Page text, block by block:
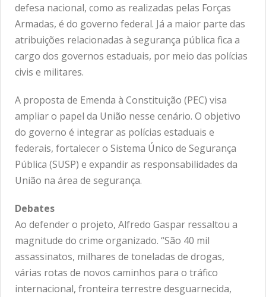
defesa nacional, como as realizadas pelas Forças
Armadas, é do governo federal. Já a maior parte das
atribuições relacionadas à segurança pública fica a
cargo dos governos estaduais, por meio das polícias
civis e militares.
A proposta de Emenda à Constituição (PEC) visa
ampliar o papel da União nesse cenário. O objetivo
do governo é integrar as polícias estaduais e
federais, fortalecer o Sistema Único de Segurança
Pública (SUSP) e expandir as responsabilidades da
União na área de segurança.
Debates
Ao defender o projeto, Alfredo Gaspar ressaltou a
magnitude do crime organizado. “São 40 mil
assassinatos, milhares de toneladas de drogas,
várias rotas de novos caminhos para o tráfico
internacional, fronteira terrestre desguarnecida,